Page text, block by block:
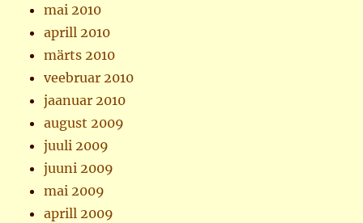
mai 2010
aprill 2010
märts 2010
veebruar 2010
jaanuar 2010
august 2009
juuli 2009
juuni 2009
mai 2009
aprill 2009